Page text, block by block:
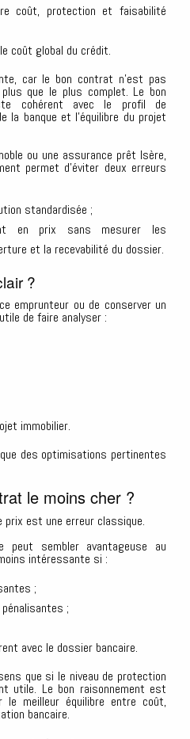
coût, protection et faisabilité
coût global du crédit.
car le bon contrat n’est pas
que le plus complet. Le bon
cohérent avec le profil de
la banque et l’équilibre du projet
ou une assurance prêt Isère,
permet d’éviter deux erreurs
standardisée ;
en prix sans mesurer les
et la recevabilité du dossier.
?
emprunteur ou de conserver un
de faire analyser :
immobilier.
des optimisations pertinentes
le moins cher ?
prix est une erreur classique.
peut sembler avantageuse au
intéressante si :
;
;
avec le dossier bancaire.
que si le niveau de protection
utile. Le bon raisonnement est
le meilleur équilibre entre coût,
bancaire.